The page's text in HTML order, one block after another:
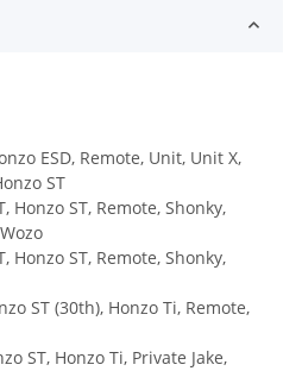
ESD, Remote, Unit, Unit X,
ST
Honzo ST, Remote, Shonky,
Honzo ST, Remote, Shonky,
ST (30th), Honzo Ti, Remote,
ST, Honzo Ti, Private Jake,